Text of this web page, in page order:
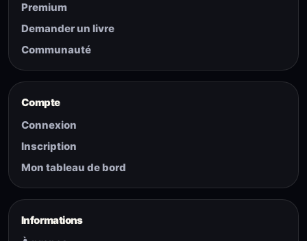
Premium
Demander un livre
Communauté
Compte
Connexion
Inscription
Mon tableau de bord
Informations